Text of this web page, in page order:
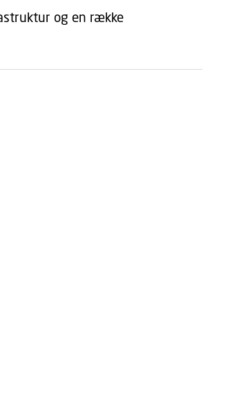
og en række